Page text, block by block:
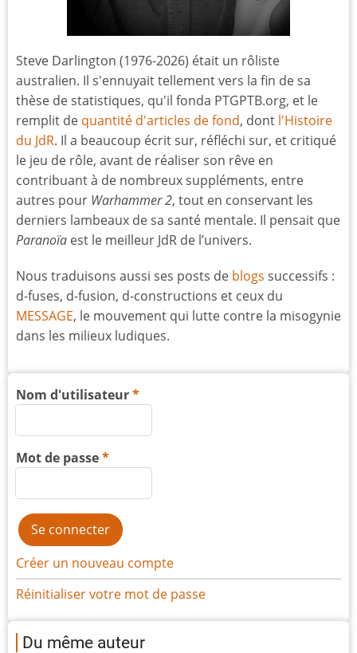
Steve Darlington (1976-2026) était un rôliste
australien. Il s'ennuyait tellement vers la fin de sa
thèse de statistiques, qu'il fonda PTGPTB.org, et le
remplit de quantité d'articles de fond, dont l'Histoire
du JdR. Il a beaucoup écrit sur, réfléchi sur, et critiqué
le jeu de rôle, avant de réaliser son rêve en
contribuant à de nombreux suppléments, entre
autres pour Warhammer 2, tout en conservant les
derniers lambeaux de sa santé mentale. Il pensait que
Paranoïa est le meilleur JdR de l’univers.
Nous traduisons aussi ses posts de blogs successifs :
d-fuses, d-fusion, d-constructions et ceux du
MESSAGE, le mouvement qui lutte contre la misogynie
dans les milieux ludiques.
Nom d'utilisateur
Mot de passe
Créer un nouveau compte
Réinitialiser votre mot de passe
Du même auteur